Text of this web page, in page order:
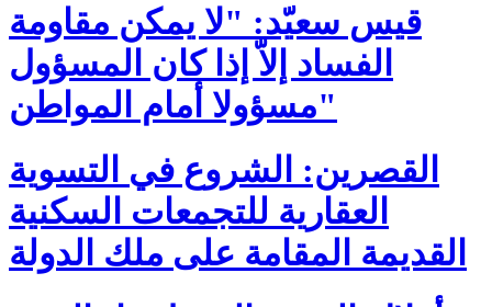
قيس سعيّد: "لا يمكن مقاومة
الفساد إلاّ إذا كان المسؤول
مسؤولا أمام المواطن"
القصرين: الشروع في التسوية
العقارية للتجمعات السكنية
القديمة المقامة على ملك الدولة